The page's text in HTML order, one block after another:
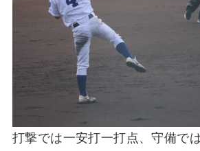
打撃では一安打一打点、守備で